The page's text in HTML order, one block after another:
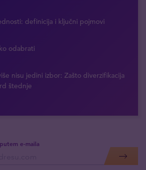
definicija i ključni pojmovi
odabrati
nisu jedini izbor: Zašto diverzifikacija
štednje
e-maila